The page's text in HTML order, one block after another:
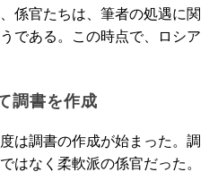
係官たちは、筆者の処遇に関
である。この時点で、ロシア
調書を作成
は調書の作成が始まった。調
はなく柔軟派の係官だった。